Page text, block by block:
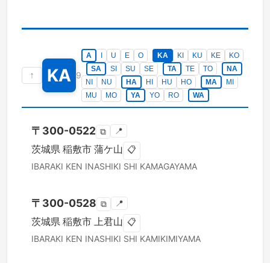
↑ KA 9
A U E O KA KI KU KE
KO
SA
SI SU SE TA TE TO
NA
NI
NU HA HI HU HO MA
MI
MU
MO YA YO RO WA
〒 300-0522 ⧉ 📍
茨城県 稲敷市 蒲ケ山 📋
IBARAKI KEN INASHIKI SHI KAMAGAYAMA
〒 300-0528 ⧉ 📍
茨城県 稲敷市 上君山 📋
IBARAKI KEN INASHIKI SHI KAMIKIMIYAMA